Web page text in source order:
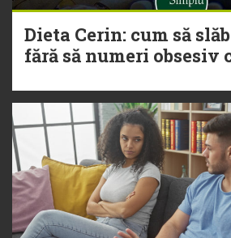
Dieta Cerin: cum să
fără să numeri obsesiv